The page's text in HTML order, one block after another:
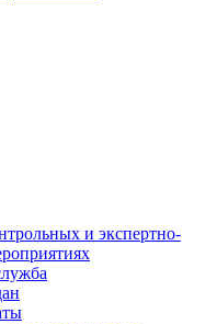
и экспертно-